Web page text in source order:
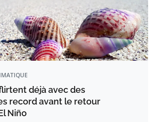
déjà avec des
record avant le retour
Niño